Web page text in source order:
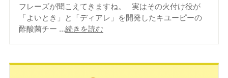
フレーズが聞こえてきますね。 実はその火付け役が
「よいとき」と「ディアレ」を開発したキユーピーの
酢酸菌チー ...続きを読む